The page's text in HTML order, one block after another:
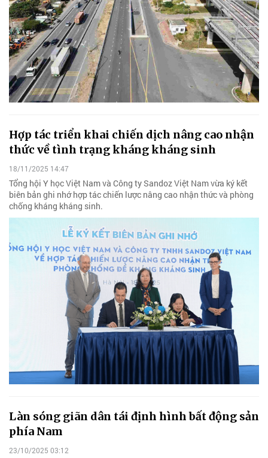
Hợp tác triển khai chiến dịch nâng cao nhận
thức về tình trạng kháng kháng sinh
18/11/2025 14:47
Tổng hội Y học Việt Nam và Công ty Sandoz Việt Nam vừa ký kết
biên bản ghi nhớ hợp tác chiến lược nâng cao nhận thức và phòng
chống kháng kháng sinh.
Làn sóng giãn dân tái định hình bất động sản
phía Nam
23/10/2025 03:12